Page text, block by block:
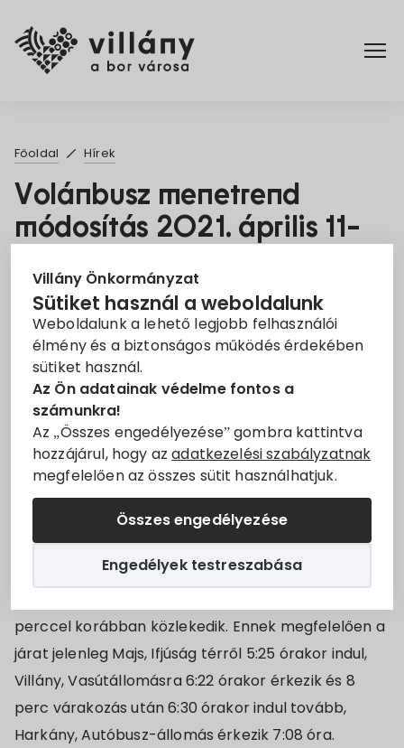
Villány Önkormányzat
Sütiket használ a weboldalunk
Weboldalunk a lehető legjobb felhasználói
élmény és a biztonságos működés érdekében
sütiket használ.
Az Ön adatainak védelme fontos a
számunkra!
Az „Összes engedélyezése” gombra kattintva
hozzájárul, hogy azadatkezelési szabályzatnak
megfelelően az összes sütit használhatjuk.
Összes engedélyezése
Engedélyek testreszabása
Hírek
Rendelettár
Pályázatok
Dokumentumok
Állásajánlatok
Szolgáltatók
Turizmus
Választási információk
Választási szervek
Választási ügyintézés
2024. évi általános
Főoldal Hírek
Volánbusz menetrend
módosítás 2021. április 11-
2021. Márc. 23.
Tervezett menetrend módosítás 2021. április 11-től
5813 Mohács – Lippó – Villány – Harkány
autóbuszvonalon
2020. december 13-tól a korábban munkanapokon
Majsról 5:35 órakor Harkányba közlekedő
autóbuszjárat Majs, Ifjúság tér – Villány,
Vasútállomás között 10 perccel korábban, Villány,
perccel korábban közlekedik. Ennek megfelelően a
járat jelenleg Majs, Ifjúság térről 5:25 órakor indul,
Villány, Vasútállomásra 6:22 órakor érkezik és 8
perc várakozás után 6:30 órakor indul tovább,
Harkány, Autóbusz-állomás érkezik 7:08 óra.